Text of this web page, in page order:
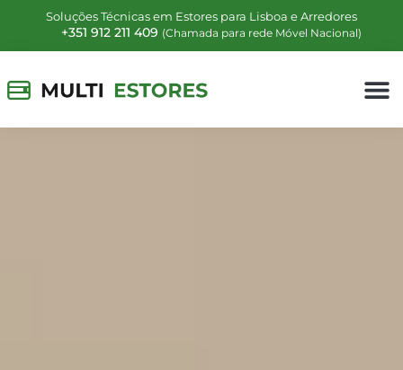
Soluções Técnicas em Estores para Lisboa e Arredores
+351 912 211 409 (Chamada para rede Móvel Nacional)